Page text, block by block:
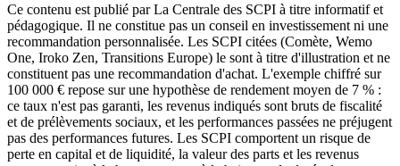
Ce contenu est publié par La Centrale des SCPI à titre informatif et
pédagogique. Il ne constitue pas un conseil en investissement ni une
recommandation personnalisée. Les SCPI citées (Comète, Wemo
One, Iroko Zen, Transitions Europe) le sont à titre d'illustration et ne
constituent pas une recommandation d'achat. L'exemple chiffré sur
100 000 € repose sur une hypothèse de rendement moyen de 7 % :
ce taux n'est pas garanti, les revenus indiqués sont bruts de fiscalité
et de prélèvements sociaux, et les performances passées ne préjugent
pas des performances futures. Les SCPI comportent un risque de
perte en capital et de liquidité, la valeur des parts et les revenus